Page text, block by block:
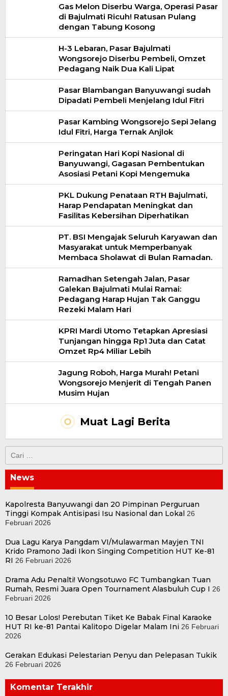
Gas Melon Diserbu Warga, Operasi Pasar
di Bajulmati Ricuh! Ratusan Pulang
dengan Tabung Kosong
H-3 Lebaran, Pasar Bajulmati
Wongsorejo Diserbu Pembeli, Omzet
Pedagang Naik Dua Kali Lipat
Pasar Blambangan Banyuwangi sudah
Dipadati Pembeli Menjelang Idul Fitri
Pasar Kambing Wongsorejo Sepi Jelang
Idul Fitri, Harga Ternak Anjlok
Peringatan Hari Kopi Nasional di
Banyuwangi, Gagasan Pembentukan
Asosiasi Petani Kopi Mengemuka
PKL Dukung Penataan RTH Bajulmati,
Harap Pendapatan Meningkat dan
Fasilitas Kebersihan Diperhatikan
PT. BSI Mengajak Seluruh Karyawan dan
Masyarakat untuk Memperbanyak
Membaca Sholawat di Bulan Ramadan.
Ramadhan Setengah Jalan, Pasar
Galekan Bajulmati Mulai Ramai:
Pedagang Harap Hujan Tak Ganggu
Rezeki Malam Hari
KPRI Mardi Utomo Tetapkan Apresiasi
Tunjangan hingga Rp1 Juta dan Catat
Omzet Rp4 Miliar Lebih
Jagung Roboh, Harga Murah! Petani
Wongsorejo Menjerit di Tengah Panen
Musim Hujan
Muat Lagi Berita
untuk:
News
Kapolresta Banyuwangi dan 20 Pimpinan Perguruan
Tinggi Kompak Antisipasi Isu Nasional dan Lokal 26
Februari 2026
Dua Lagu Karya Pangdam VI/Mulawarman Mayjen TNI
Krido Pramono Jadi Ikon Singing Competition HUT Ke-81
RI 26 Februari 2026
Drama Adu Penalti! Wongsotuwo FC Tumbangkan Tuan
Rumah, Resmi Juara Open Tournament Alasbuluh Cup I 26
Februari 2026
10 Besar Lolos! Perebutan Tiket Ke Babak Final Karaoke
HUT RI ke-81 Pantai Kalitopo Digelar Malam Ini 26 Februari
2026
Gerakan Edukasi Pelestarian Penyu dan Pelepasan Tukik
26 Februari 2026
Komentar Terakhir